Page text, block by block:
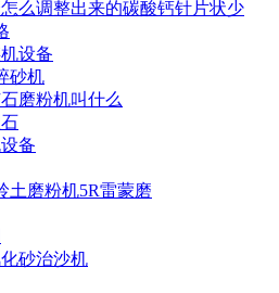
么调整出来的碳酸钙针片状少
设备
砂机
磨粉机叫什么
备
土磨粉机5R雷蒙磨
砂治沙机